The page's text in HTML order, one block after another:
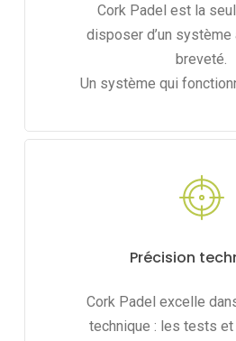
Cork Padel est la
disposer d’un
breveté.
Un système qui
Précision
Cork Padel excelle
technique : les tests et